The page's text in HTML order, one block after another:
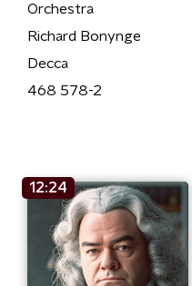
Orchestra
Richard Bonynge
Decca
468 578-2
12:24